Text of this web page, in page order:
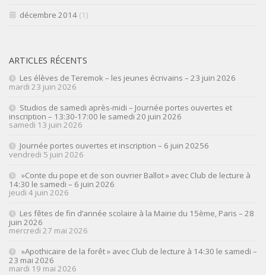
décembre 2014 (1)
ARTICLES RÉCENTS
Les élèves de Teremok – les jeunes écrivains – 23 juin 2026
mardi 23 juin 2026
Studios de samedi après-midi – Journée portes ouvertes et
inscription – 13:30-17:00 le samedi 20 juin 2026
samedi 13 juin 2026
Journée portes ouvertes et inscription – 6 juin 20256
vendredi 5 juin 2026
»Conte du pope et de son ouvrier Ballot » avec Club de lecture à
14:30 le samedi – 6 juin 2026
jeudi 4 juin 2026
Les fêtes de fin d’année scolaire à la Mairie du 15ème, Paris – 28
juin 2026
mercredi 27 mai 2026
»Apothicaire de la forêt » avec Club de lecture à 14:30 le samedi –
23 mai 2026
mardi 19 mai 2026